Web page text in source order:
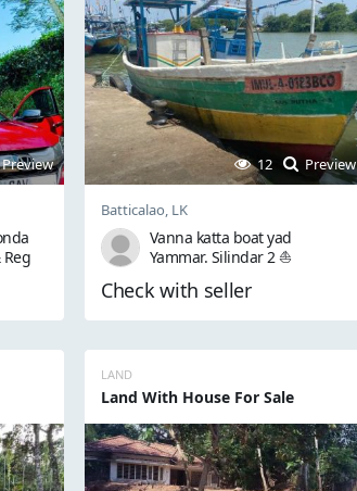
Preview Preview
12
Batticalao, LK
Vanna katta boat yad
Yammar. Silindar 2 ⛵
මාස ​​කිහිපයකට පෙර සිදු කරන
ලදී. අලුත් එන්ජිමක් සහ අලුත්
විය. ⛵ බොට්ටුව සහ ඉන්ජින්
අලුත් කර ඇත ⛵ අඩි...
Check with seller
LAND
Land With House For Sale